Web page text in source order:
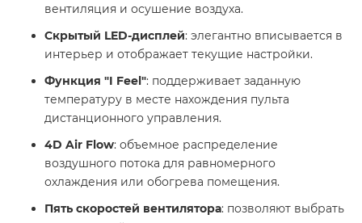
вентиляция и осушение воздуха.
Скрытый LED-дисплей: элегантно вписывается в
интерьер и отображает текущие настройки.
Функция "I Feel": поддерживает заданную
температуру в месте нахождения пульта
дистанционного управления.
4D Air Flow: объемное распределение
воздушного потока для равномерного
охлаждения или обогрева помещения.
Пять скоростей вентилятора: позволяют выбрать